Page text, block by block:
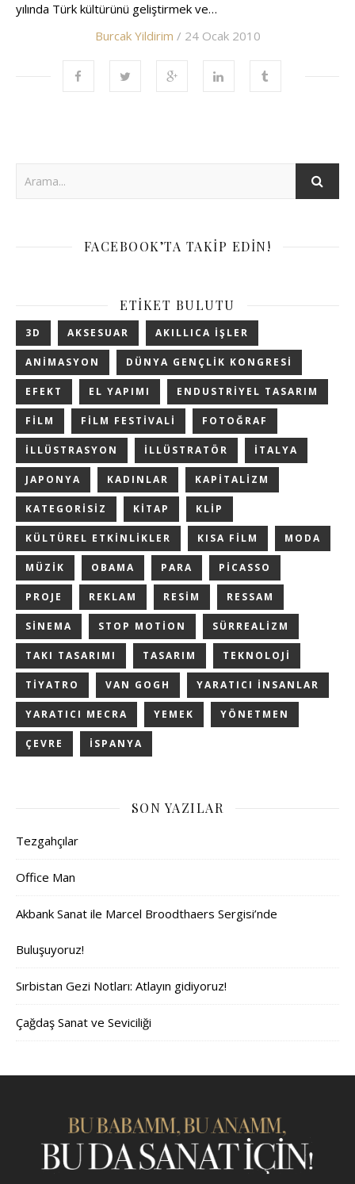
yılında Türk kültürünü geliştirmek ve…
Burcak Yildirim / 24 Ocak 2010
FACEBOOK’TA TAKIP EDIN!
ETIKET BULUTU
3D AKSESUAR AKILLICA IŞLER
ANIMASYON DÜNYA GENÇLIK KONGRESI
EFEKT EL YAPIMI ENDUSTRIYEL TASARIM
FILM FILM FESTIVALI FOTOĞRAF
ILLÜSTRASYON ILLÜSTRATÖR ITALYA
JAPONYA KADINLAR KAPITALIZM
KATEGORISIZ KITAP KLIP
KÜLTÜREL ETKINLIKLER KISA FILM MODA
MÜZIK OBAMA PARA PICASSO
PROJE REKLAM RESIM RESSAM
SINEMA STOP MOTION SÜRREALIZM
TAKI TASARIMI TASARIM TEKNOLOJI
TIYATRO VAN GOGH YARATICI INSANLAR
YARATICI MECRA YEMEK YÖNETMEN
ÇEVRE İSPANYA
SON YAZILAR
Tezgahçılar
Office Man
Akbank Sanat ile Marcel Broodthaers Sergisi’nde
Buluşuyoruz!
Sırbistan Gezi Notları: Atlayın gidiyoruz!
Çağdaş Sanat ve Seviciliği